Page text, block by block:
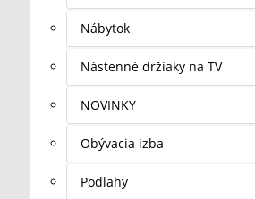
Nábytok
Nástenné držiaky na TV
NOVINKY
Obývacia izba
Podlahy